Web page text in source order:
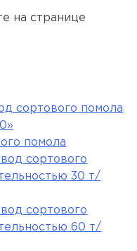
на странице
сортового помола
помола
сортового
30 т/
сортового
60 т/